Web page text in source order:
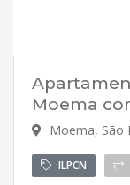
Moema
Moema, São
ILPCN